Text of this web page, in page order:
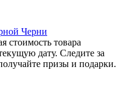
стоимость товара
дату. Следите за
призы и подарки.